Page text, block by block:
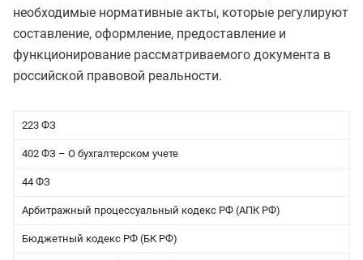
необходимые нормативные акты, которые регулируют
составление, оформление, предоставление и
функционирование рассматриваемого документа в
российской правовой реальности.
223 ФЗ
402 ФЗ – О бухгалтерском учете
44 ФЗ
Арбитражный процессуальный кодекс РФ (АПК РФ)
Бюджетный кодекс РФ (БК РФ)